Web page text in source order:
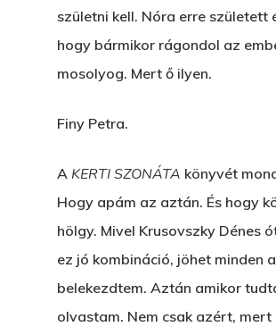
születni kell. Nóra erre született
hogy bármikor rágondol az
mosolyog. Mert ő ilyen.
Finy Petra.
A KERTI SZONÁTA könyvét
Hogy apám az aztán. És hogy
hölgy. Mivel Krusovszky Dénes
ez jó kombináció, jöhet minden
belekezdtem. Aztán amikor
olvastam. Nem csak azért, mert